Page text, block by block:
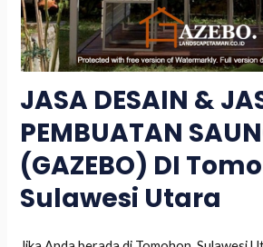
JASA DESAIN &
PEMBUATAN
(GAZEBO) DI
Sulawesi Utara